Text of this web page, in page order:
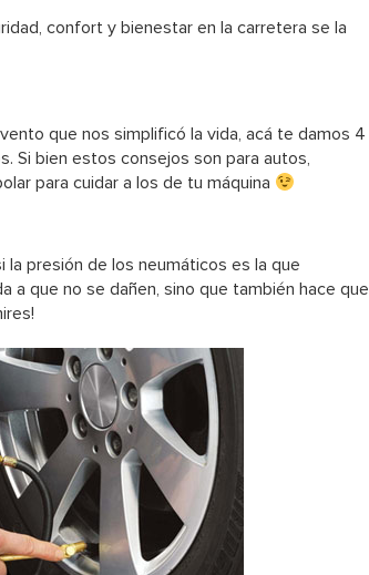
confort y bienestar en la carretera se la
que nos simplificó la vida, acá te damos 4
Si bien estos consejos son para autos,
para cuidar a los de tu máquina
presión de los neumáticos es la que
a que no se dañen, sino que también hace que